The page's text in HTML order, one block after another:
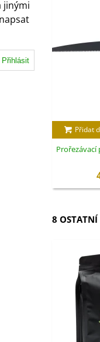
jinými
Přihlásit
Přidat
Prořezávací
8 OSTATNÍ